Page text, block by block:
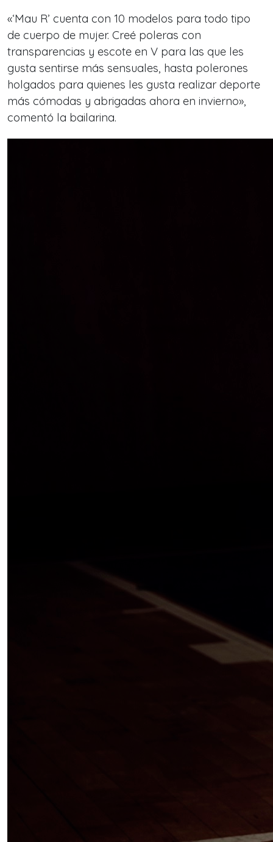
«‘Mau R’ cuenta con 10 modelos para todo tipo
de cuerpo de mujer. Creé poleras con
transparencias y escote en V para las que les
gusta sentirse más sensuales, hasta polerones
holgados para quienes les gusta realizar deporte
más cómodas y abrigadas ahora en invierno»,
comentó la bailarina.